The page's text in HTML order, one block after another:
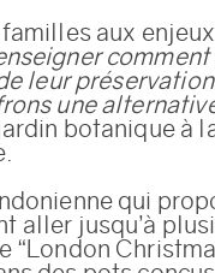
aux
leur
une
botanique à
qui
aller jusqu’à